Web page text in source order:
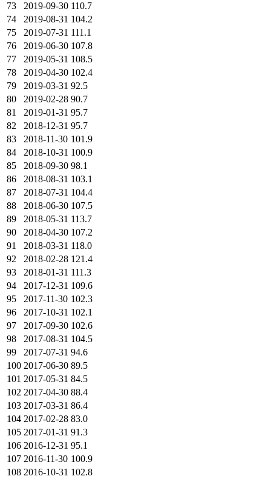
73
2019-09-30 110.7
74
2019-08-31 104.2
75
2019-07-31 111.1
76
2019-06-30 107.8
77
2019-05-31 108.5
78
2019-04-30 102.4
79
2019-03-31 92.5
80
2019-02-28 90.7
81
2019-01-31 95.7
82
2018-12-31 95.7
83
2018-11-30 101.9
84
2018-10-31 100.9
85
2018-09-30 98.1
86
2018-08-31 103.1
87
2018-07-31 104.4
88
2018-06-30 107.5
89
2018-05-31 113.7
90
2018-04-30 107.2
91
2018-03-31 118.0
92
2018-02-28 121.4
93
2018-01-31 111.3
94
2017-12-31 109.6
95
2017-11-30 102.3
96
2017-10-31 102.1
97
2017-09-30 102.6
98
2017-08-31 104.5
99
2017-07-31 94.6
100 2017-06-30 89.5
101 2017-05-31 84.5
102 2017-04-30 88.4
103 2017-03-31 86.4
104 2017-02-28 83.0
105 2017-01-31 91.3
106 2016-12-31 95.1
107 2016-11-30 100.9
108 2016-10-31 102.8